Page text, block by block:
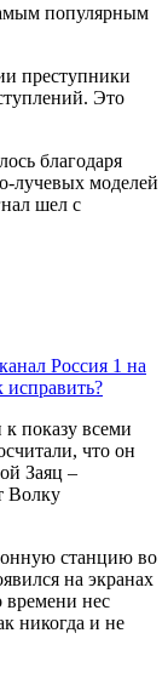
популярным
преступники
Это
благодаря
лучевых моделей
шел с
Россия 1 на
показу всеми
что он
Заяц –
Волку
станцию во
на экранах
времени нес
никогда и не